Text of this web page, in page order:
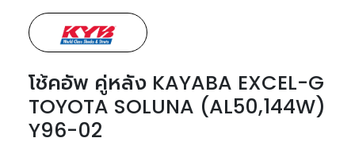
โช้คอัพ คู่หลัง KAYABA EXCEL-G
TOYOTA SOLUNA (AL50,144W)
Y96-02